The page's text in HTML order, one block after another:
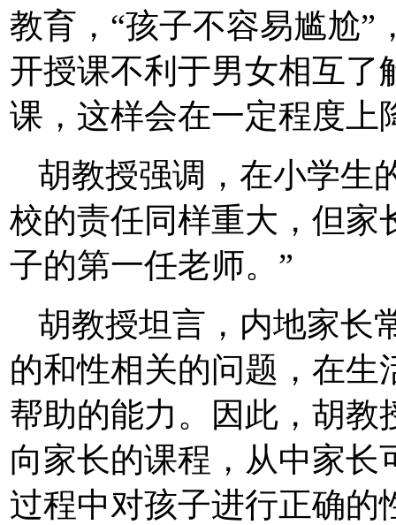
教育，“孩子不容易尴尬”
开授课不利于男女相互了
课，这样会在一定程度上
胡教授强调，在小学生
校的责任同样重大，但家
子的第一任老师。”
胡教授坦言，内地家长
的和性相关的问题，在生
帮助的能力。因此，胡教
向家长的课程，从中家长
过程中对孩子进行正确的